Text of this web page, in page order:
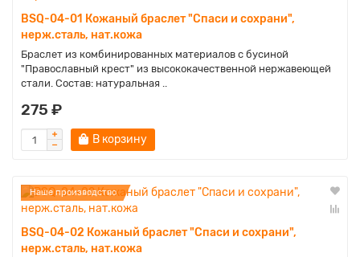
BSQ-04-01 Кожаный браслет "Спаси и сохрани",
нерж.сталь, нат.кожа
Браслет из комбинированных материалов с бусиной
"Православный крест" из высококачественной нержавеющей
стали. Состав: натуральная ..
275 ₽
В корзину
Наше производство
BSQ-04-02 Кожаный браслет "Спаси и сохрани",
нерж.сталь, нат.кожа